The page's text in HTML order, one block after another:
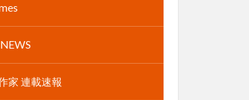
家 連載速報